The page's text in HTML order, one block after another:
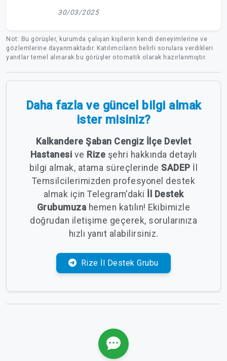
30/03/2025
Not: Bu görüşler, kurumda çalışan kişilerin kendi deneyimlerine ve
gözlemlerine dayanmaktadır. Katılımcıların belirli sorulara verdikleri
yanıtlar temel alınarak bu görüşler otomatik olarak hazırlanmıştır.
Daha fazla ve güncel bilgi almak
ister misiniz?
Kalkandere Şaban Cengiz İlçe Devlet
Hastanesi ve Rize şehri hakkında detaylı
bilgi almak, atama süreçlerinde SADEP İl
Temsilcilerimizden profesyonel destek
almak için Telegram'daki İl Destek
Grubumuza hemen katılın! Ekibimizle
doğrudan iletişime geçerek, sorularınıza
hızlı yanıt alabilirsiniz.
Rize İl Destek Grubu